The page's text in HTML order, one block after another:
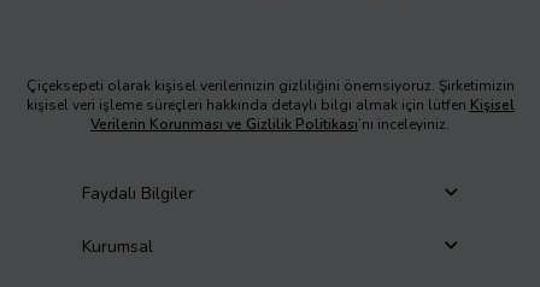
Çiçeksepeti olarak kişisel verilerinizin gizliliğini önemsiyoruz. Şirketimizin
kişisel veri işleme süreçleri hakkında detaylı bilgi almak için lütfen Kişisel
Verilerin Korunması ve Gizlilik Politikası’nı inceleyiniz.
Faydalı Bilgiler
Kurumsal